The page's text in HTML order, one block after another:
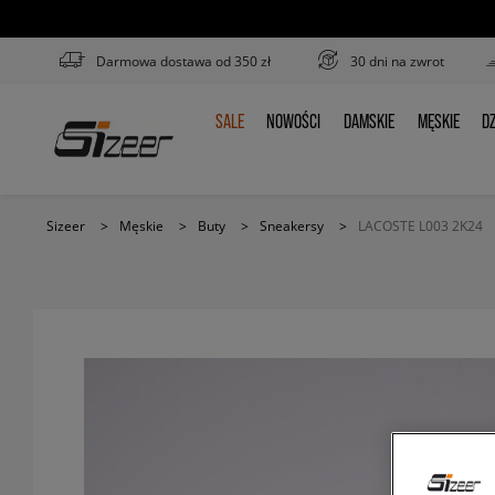
Darmowa dostawa od 350 zł 30 dni na zwrot
SALE
SALE NOWOŚCI
NOWOŚCI DAMSKIE
DAMSKIE MĘSKIE
MĘSKIE
Sizeer > Męskie > Buty > Sneakersy > LACOSTE L003 2K24